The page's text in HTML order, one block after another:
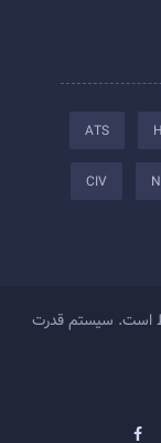
ATS
CIV
است. سیستم قدرت